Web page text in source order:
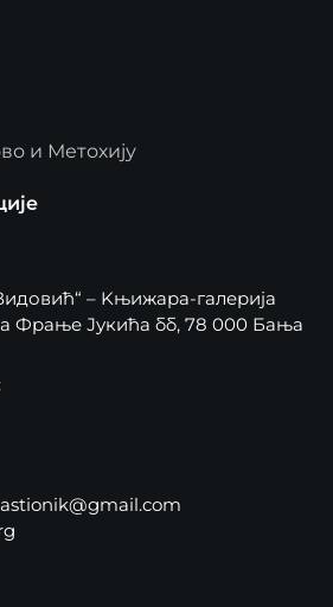
и Метохију
– Kњижара-галерија
Фрање Јукића бб, 78 000 Бања